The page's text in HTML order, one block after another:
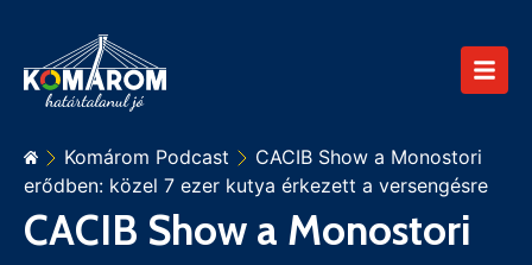
Komárom Podcast
CACIB Show a Monostori
erődben: közel 7 ezer kutya érkezett a versengésre
CACIB Show a Monostori